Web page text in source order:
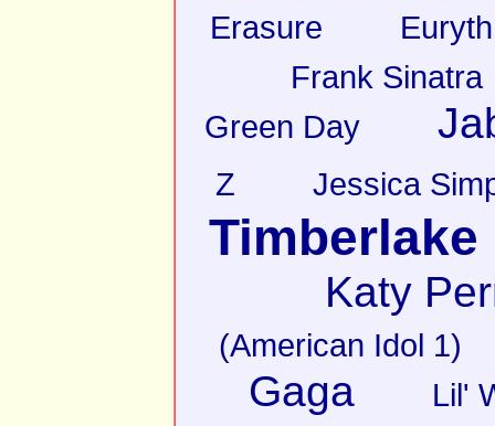
Erasure
Frank Sinatra
Green Day
Z Jessica
Timberlake
Katy
(American Idol 1)
Gaga
Lil'